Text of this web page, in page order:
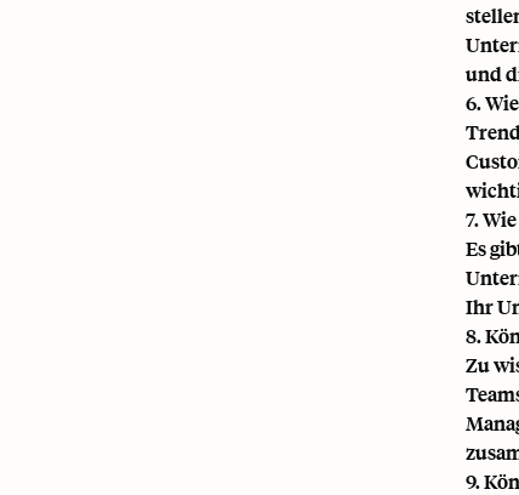
und
6.
7.
Es
Ihr
8.
Zu
9.